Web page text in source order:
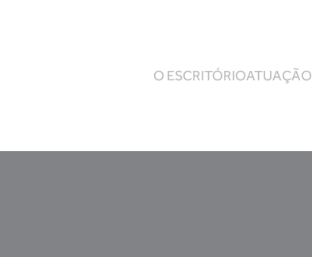
O ESCRITÓRIOATUAÇÃO